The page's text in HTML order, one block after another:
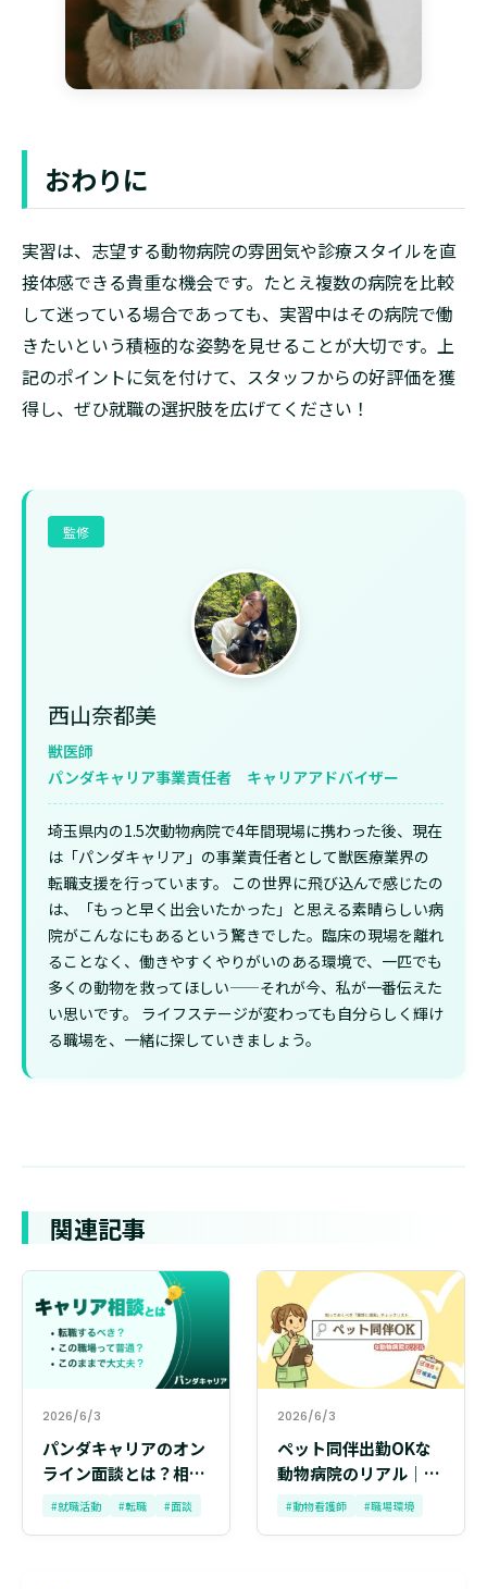
おわりに
実習は、志望する動物病院の雰囲気や診療スタイルを直
接体感できる貴重な機会です。たとえ複数の病院を比較
して迷っている場合であっても、実習中はその病院で働
きたいという積極的な姿勢を見せることが大切です。上
記のポイントに気を付けて、スタッフからの好評価を獲
得し、ぜひ就職の選択肢を広げてください！
監修
西山奈都美
獣医師
パンダキャリア事業責任者 キャリアアドバイザー
埼玉県内の1.5次動物病院で4年間現場に携わった後、現在
は「パンダキャリア」の事業責任者として獣医療業界の
転職支援を行っています。 この世界に飛び込んで感じたの
は、「もっと早く出会いたかった」と思える素晴らしい病
院がこんなにもあるという驚きでした。臨床の現場を離れ
ることなく、働きやすくやりがいのある環境で、一匹でも
多くの動物を救ってほしい——それが今、私が一番伝えた
い思いです。 ライフステージが変わっても自分らしく輝け
る職場を、一緒に探していきましょう。
関連記事
2026/6/3
パンダキャリアのオン
ライン面談とは？相談
内容・流れ・メリット
をまるごと解説
#就職活動 #転職 #面談
2026/6/3
ペット同伴出勤OKな
動物病院のリアル｜動
物看護師が知っておく
べき「理想と現実」の
#動物看護師 #職場環境